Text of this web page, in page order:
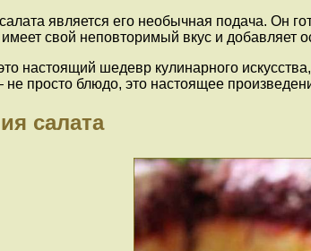
является его необычная подача. Он
свой неповторимый вкус и добавляет
настоящий шедевр кулинарного
не просто блюдо, это настоящее
салата